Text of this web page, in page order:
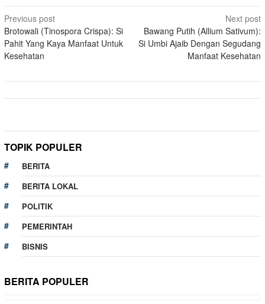
Post
navigation
Previous post
Brotowali (Tinospora Crispa): Si
Pahit Yang Kaya Manfaat Untuk
Kesehatan
Next post
Bawang Putih (Allium Sativum):
Si Umbi Ajaib Dengan Segudang
Manfaat Kesehatan
TOPIK POPULER
BERITA
BERITA LOKAL
POLITIK
PEMERINTAH
BISNIS
BERITA POPULER